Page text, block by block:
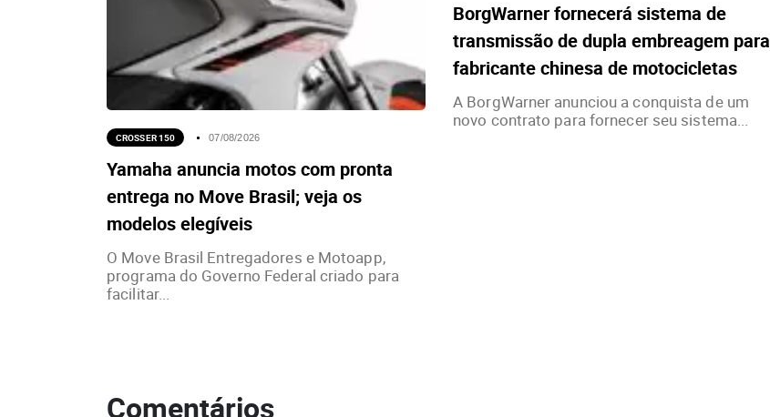
CROSSER 150 07/08/2026
Yamaha anuncia motos com pronta
entrega no Move Brasil; veja os
modelos elegíveis
O Move Brasil Entregadores e Motoapp,
programa do Governo Federal criado para
facilitar...
BorgWarner fornecerá sistema de
transmissão de dupla embreagem para
fabricante chinesa de motocicletas
A BorgWarner anunciou a conquista de um
novo contrato para fornecer seu sistema...
Comentários